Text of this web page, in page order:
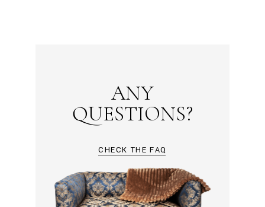
ANY
QUESTIONS?
CHECK THE FAQ